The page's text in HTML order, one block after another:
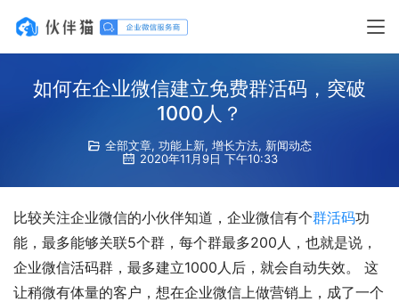
如何在企业微信建立免费群活码，突破
1000人？
全部文章, 功能上新, 增长方法, 新闻动态
2020年11月9日 下午10:33
比较关注企业微信的小伙伴知道，企业微信有个群活码功
能，最多能够关联5个群，每个群最多200人，也就是说，
企业微信活码群，最多建立1000人后，就会自动失效。 这
让稍微有体量的客户，想在企业微信上做营销上，成了一个